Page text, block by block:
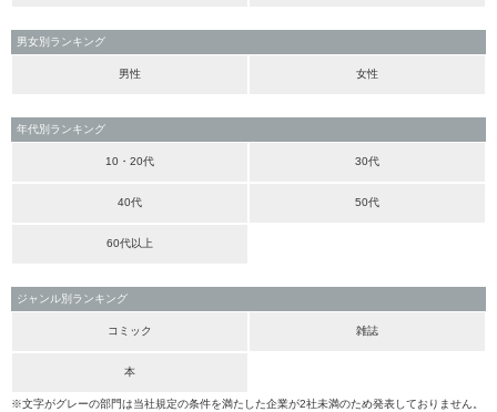
男女別ランキング
男性 女性
年代別ランキング
10・20代 30代
40代 50代
60代以上
ジャンル別ランキング
コミック 雑誌
本
※文字がグレーの部門は当社規定の条件を満たした企業が2社未満のため発表しておりません。